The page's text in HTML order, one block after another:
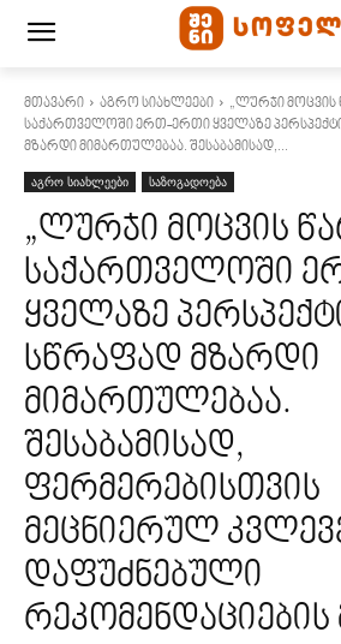
მთავარი აგრო სიახლეები
„ლურჯი მოცვის
საქართველოში ერთ-ერთი ყველაზე
მზარდი მიმართულებაა. შესაბამისად,...
აგრო სიახლეები საზოგადოება
„ლურჯი მოცვის
საქართველოში
ყველაზე
სწრაფად მზარდი
მიმართულებაა.
შესაბამისად,
ფერმერებისთვის
მეცნიერულ
დაფუძნებული